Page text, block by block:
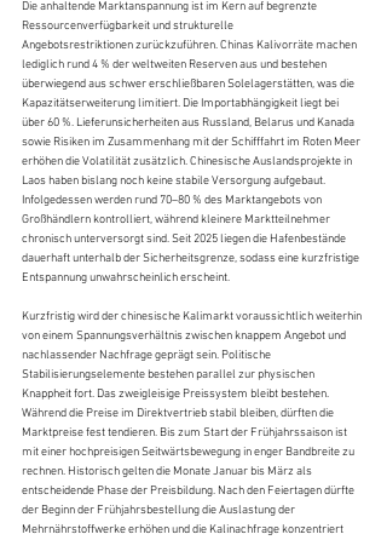
Die anhaltende Marktanspannung ist im Kern auf begrenzte
Ressourcenverfügbarkeit und strukturelle
Angebotsrestriktionen zurückzuführen. Chinas Kalivorräte machen
lediglich rund 4 % der weltweiten Reserven aus und bestehen
überwiegend aus schwer erschließbaren Solelagerstätten, was die
Kapazitätserweiterung limitiert. Die Importabhängigkeit liegt bei
über 60 %. Lieferunsicherheiten aus Russland, Belarus und Kanada
sowie Risiken im Zusammenhang mit der Schifffahrt im Roten Meer
erhöhen die Volatilität zusätzlich. Chinesische Auslandsprojekte in
Laos haben bislang noch keine stabile Versorgung aufgebaut.
Infolgedessen werden rund 70–80 % des Marktangebots von
Großhändlern kontrolliert, während kleinere Marktteilnehmer
chronisch unterversorgt sind. Seit 2025 liegen die Hafenbestände
dauerhaft unterhalb der Sicherheitsgrenze, sodass eine kurzfristige
Entspannung unwahrscheinlich erscheint.
Kurzfristig wird der chinesische Kalimarkt voraussichtlich weiterhin
von einem Spannungsverhältnis zwischen knappem Angebot und
nachlassender Nachfrage geprägt sein. Politische
Stabilisierungselemente bestehen parallel zur physischen
Knappheit fort. Das zweigleisige Preissystem bleibt bestehen.
Während die Preise im Direktvertrieb stabil bleiben, dürften die
Marktpreise fest tendieren. Bis zum Start der Frühjahrssaison ist
mit einer hochpreisigen Seitwärtsbewegung in enger Bandbreite zu
rechnen. Historisch gelten die Monate Januar bis März als
entscheidende Phase der Preisbildung. Nach den Feiertagen dürfte
der Beginn der Frühjahrsbestellung die Auslastung der
Mehrnährstoffwerke erhöhen und die Kalinachfrage konzentriert